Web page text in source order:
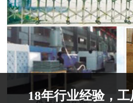
18年行业经验，